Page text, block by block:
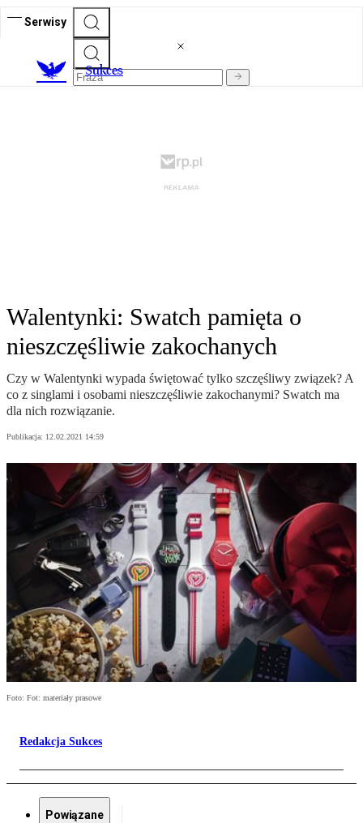
Serwisy
Sukces
Walentynki: Swatch pamięta o
nieszczęśliwie zakochanych
Czy w Walentynki wypada świętować tylko szczęśliwy związek? A
co z singlami i osobami nieszczęśliwie zakochanymi? Swatch ma
dla nich rozwiązanie.
Publikacja: 12.02.2021 14:59
Foto: Fot: materiały prasowe
Redakcja Sukces
Powiązane